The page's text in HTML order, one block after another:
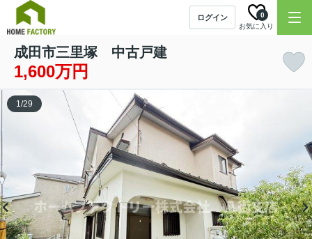
ログイン
お気に入り
0
成田市三里塚 中古戸建
1,600万円
1/29